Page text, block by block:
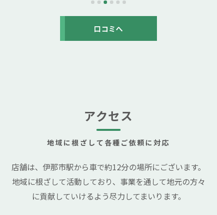
(Translated by Google)
We have had the good fortune to have worked
with the company's president twice. This time,
we asked him to sell a property, and he was very
口コミへ
地域に根ざして各種ご依頼に対応
アクセス
店舗は、伊那市駅から車で約12分の場所にございます。
地域に根ざして活動しており、事業を通して地元の方々
に貢献していけるよう尽力してまいります。